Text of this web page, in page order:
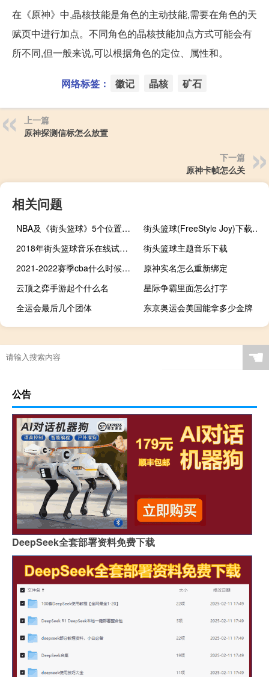
在《原神》中,晶核技能是角色的主动技能,需要在角色的天
赋页中进行加点。不同角色的晶核技能加点方式可能会有
所不同,但一般来说,可以根据角色的定位、属性和。
网络标签： 徽记 晶核 矿石
上一篇
原神探测信标怎么放置
下一篇
原神卡帧怎么关
相关问题
NBA及《街头篮球》5个位置的详细介绍
街头篮球(FreeStyle Joy)下载(电脑、安卓和IOS所有版本)
2018年街头篮球音乐在线试听及下载
街头篮球主题音乐下载
2021-2022赛季cba什么时候开始
原神实名怎么重新绑定
云顶之弈手游起个什么名
星际争霸里面怎么打字
全运会最后几个团体
东京奥运会美国能拿多少金牌
奖牌的背后付出了多少汗水
壁纸 洛克王国吧
滑雪场有没有租装备
柏拉图参加过古代奥运会比赛吗☚
公告
DeepSeek全套部署资料免费下载